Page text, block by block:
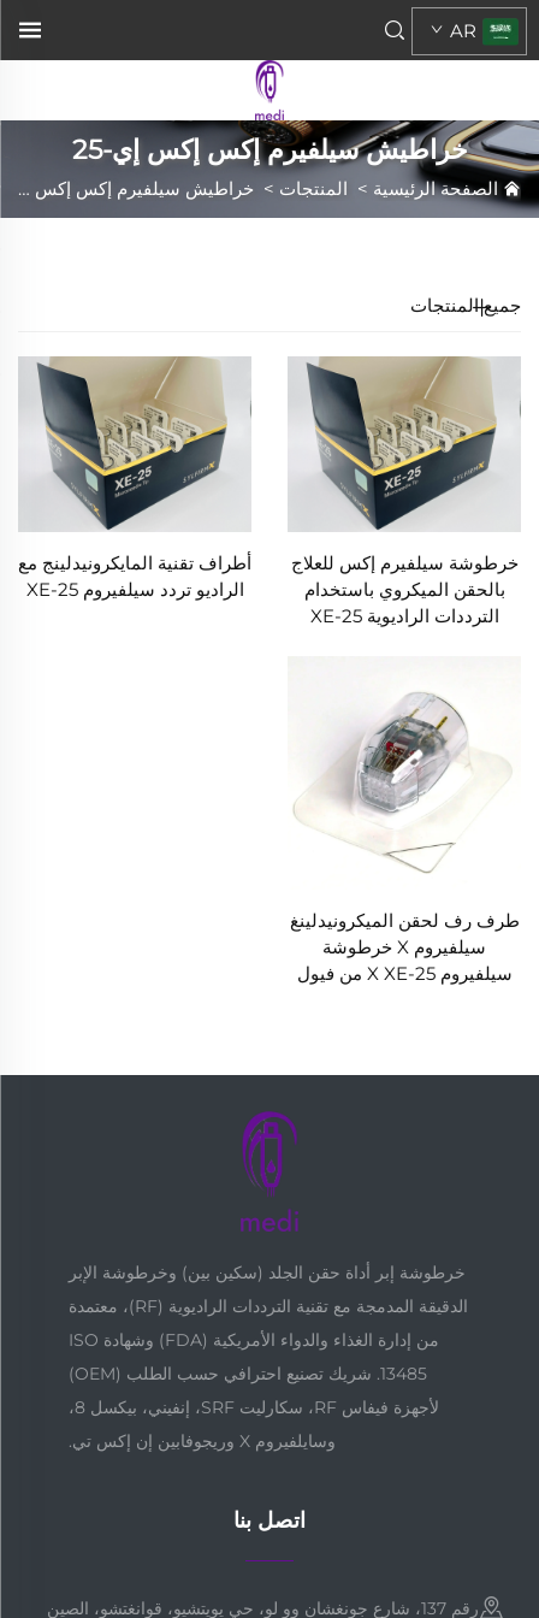
AR
خراطيش سيلفيرم إكس إكس إي-25
الصفحة الرئيسية > المنتجات > خراطيش سيلفيرم إكس إكس إي-25
جميع المنتجات
خرطوشة سيلفيرم إكس للعلاج
بالحقن الميكروي باستخدام
الترددات الراديوية XE-25
أطراف تقنية المايكرونيدلينج مع
الراديو تردد سيلفيروم XE-25
طرف رف لحقن الميكرونيدلينغ
سيلفيروم X خرطوشة
سيلفيروم X XE-25 من فيول
خرطوشة إبر أداة حقن الجلد (سكين بين) وخرطوشة الإبر
الدقيقة المدمجة مع تقنية الترددات الراديوية (RF)، معتمدة
من إدارة الغذاء والدواء الأمريكية (FDA) وشهادة ISO
13485. شريك تصنيع احترافي حسب الطلب (OEM)
لأجهزة فيفاس RF، سكارليت SRF، إنفيني، بيكسل 8،
وسايلفيروم X وريجوفابين إن إكس تي.
اتصل بنا
رقم 137، شارع جونغشان وو لو، حي يويتشيو، قوانغتشو، الصين